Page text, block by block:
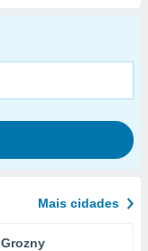
Mais cidades
Grozny